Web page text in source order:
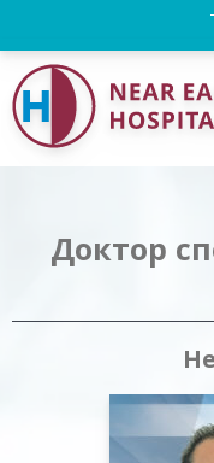
Доктор